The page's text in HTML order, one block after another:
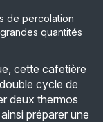
de percolation
quantités
cette cafetière
cycle de
deux thermos
préparer une